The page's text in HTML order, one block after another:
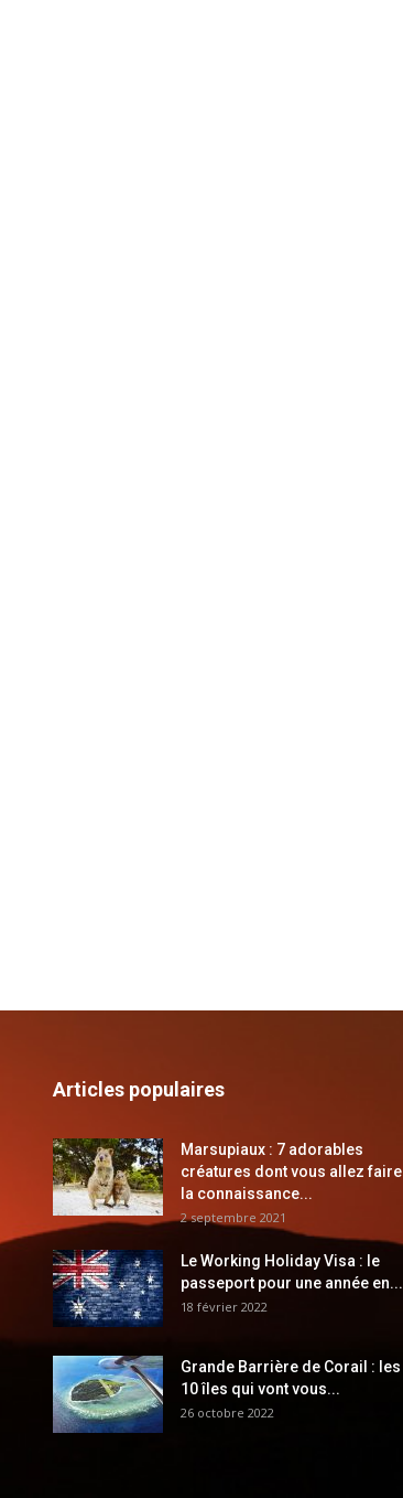
Articles populaires
Marsupiaux : 7 adorables
créatures dont vous allez faire
la connaissance...
2 septembre 2021
Le Working Holiday Visa : le
passeport pour une année en...
18 février 2022
Grande Barrière de Corail : les
10 îles qui vont vous...
26 octobre 2022